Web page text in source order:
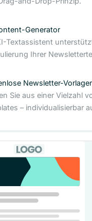
Generator
Textassistent
Ihrer
Newsletter-
Sie aus einer Vielzahl
– individualisierbar